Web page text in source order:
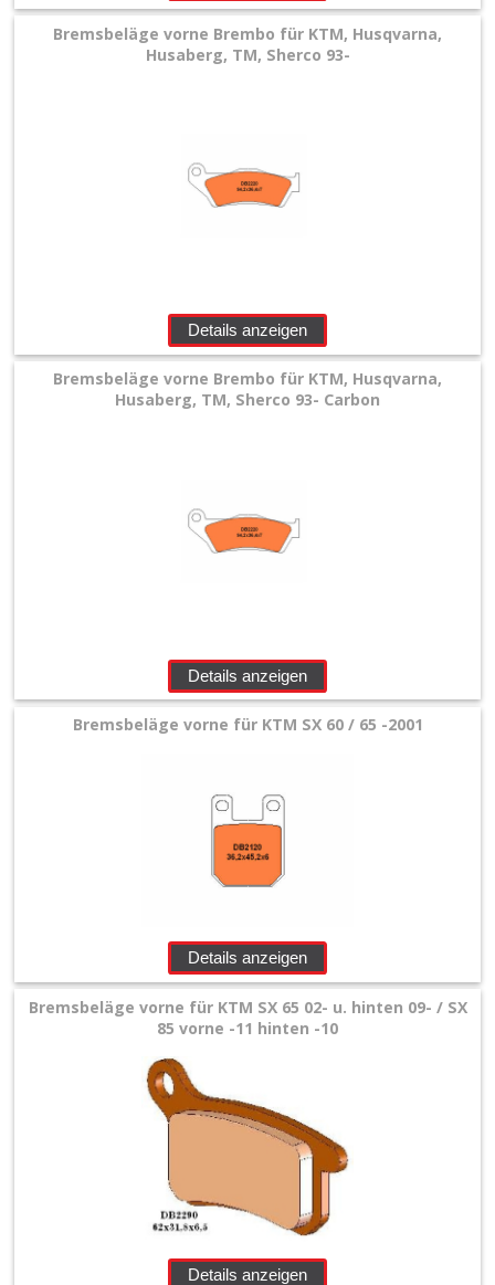
Bremsbeläge vorne Brembo für KTM, Husqvarna,
Husaberg, TM, Sherco 93-
Details anzeigen
Bremsbeläge vorne Brembo für KTM, Husqvarna,
Husaberg, TM, Sherco 93- Carbon
Details anzeigen
Bremsbeläge vorne für KTM SX 60 / 65 -2001
Details anzeigen
Bremsbeläge vorne für KTM SX 65 02- u. hinten 09- / SX
85 vorne -11 hinten -10
Details anzeigen